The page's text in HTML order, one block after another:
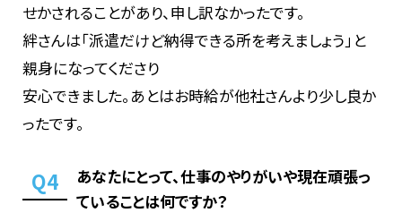
せかされることがあり、申し訳なかったです。
絆さんは「派遣だけど納得できる所を考えましょう」と
親身になってくださり
安心できました。あとはお時給が他社さんより少し良か
ったです。
Q4
あなたにとって、仕事のやりがいや現在頑張っ
ていることは何ですか？